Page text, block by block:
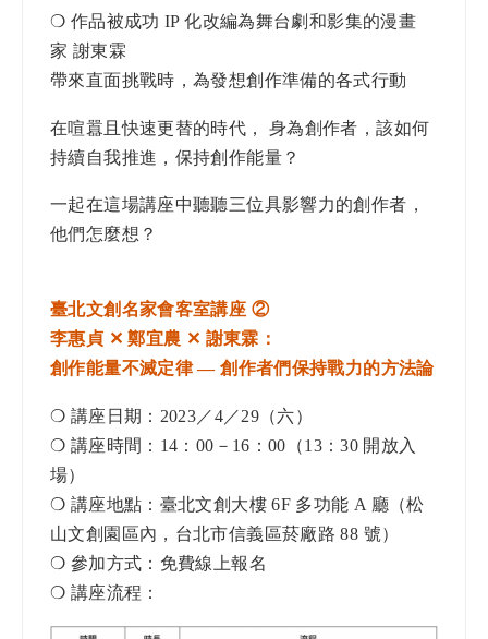
❍ 作品被成功 IP 化改編為舞台劇和影集的漫畫
家 謝東霖
帶來直面挑戰時，為發想創作準備的各式行動
​在喧囂且快速更替的時代， 身為創作者，該如何
持續自我推進，保持創作能量？
一起在這場講座中聽聽三位具影響力的創作者，
他們怎麼想？
臺北文創名家會客室講座 ②
李惠貞 ✕ 鄭宜農 ✕ 謝東霖：
創作能量不滅定律 — 創作者們保持戰力的方法論
❍ 講座日期：2023／4／29（六）
❍ 講座時間：14：00－16：00（13：30 開放入
場）
❍ 講座地點：臺北文創大樓 6F 多功能 A 廳（松
山文創園區內，台北市信義區菸廠路 88 號）
❍ 參加方式：免費線上報名
❍ 講座流程：